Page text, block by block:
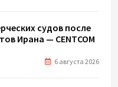
судов после
Ирана — CENTCOM
6 августа 2026